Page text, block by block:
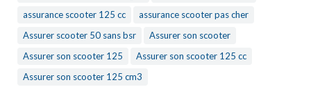
assurance scooter 125 cc
assurance scooter pas cher
Assurer scooter 50 sans bsr
Assurer son scooter
Assurer son scooter 125
Assurer son scooter 125 cc
Assurer son scooter 125 cm3